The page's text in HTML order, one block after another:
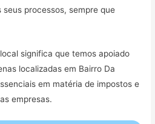
processos, sempre que
significa que temos apoiado
localizadas em Bairro Da
em matéria de impostos e
empresas.